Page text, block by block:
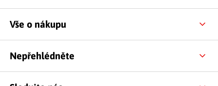
Vše o nákupu
Nepřehlédněte